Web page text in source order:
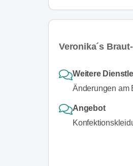
Veronika´s
Weitere
Änderungen am
Angebot